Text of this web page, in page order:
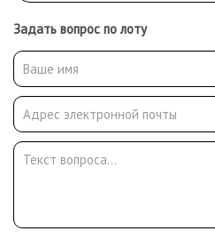
Задать вопрос по лоту